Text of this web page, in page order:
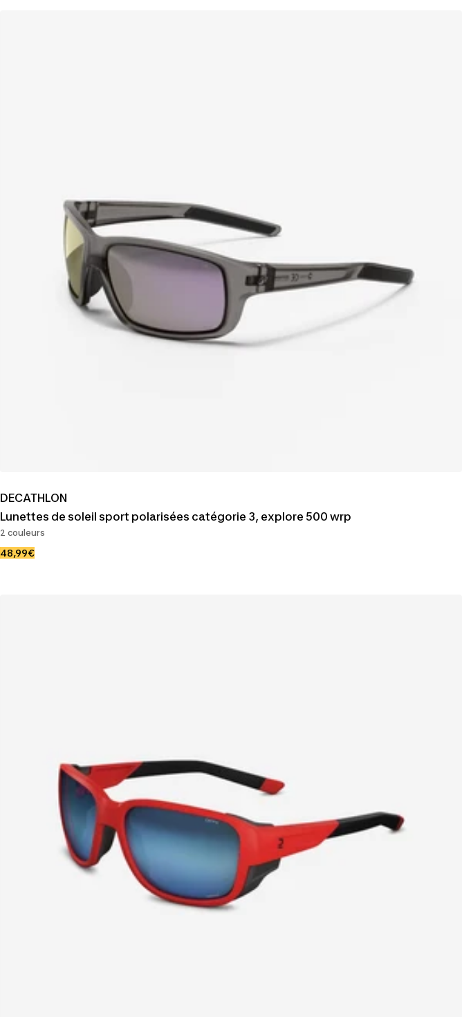
DECATHLON
Lunettes de soleil sport polarisées catégorie 3, explore 500 wrp
2 couleurs
Prix
48,99€